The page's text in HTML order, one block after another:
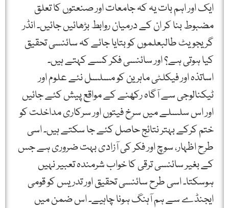
ایک اور اہم بات یہ کہ جامعات اور صنعتوں کا تعلق
مضبوط بنا کر ان کے درمیان روابط بڑھائیں جائیں۔ انڈر
گریجویٹ طالبعلموں کو بتایا جائے کہ سائنسی تحقیق
کیا ہوتی ہے؟ اور سائنسی فکر کسے کہتے ہیں۔
اساتذہ اور فیکلٹی ماہرین کو مسلسل نئے علوم اور
ٹیکنالوجی سے آگاہ رکھنے کے مواقع پیش کئے جائیں
اور اس سلسلے میں سرخ فیتوں اور سرکاری مداخلت کو
ختم کرکے بہتر نتائج حاصل کئے جا سکتے ہیں۔ اسی
طرح اظہار، سوچ اور فکر کی آزادی بہت ضروری ہے جس
کے بغیر سائنسی ترقی کا خواب شرمندہ تعبیر نہیں
ہوسکتا۔ اسی طرح سائنسی تحقیق اور تدریس کو قومی
ایجنڈے سے ہم آہنگ ہونا چاہیے۔ اس ضمن میں